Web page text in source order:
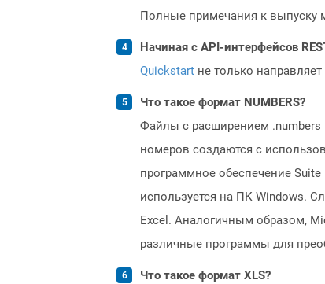
Полные примечания к выпуску
Начиная с API-интерфейсов
Quickstart не только
Что такое формат NUMBERS?
Файлы с расширением .numbers
номеров создаются с
программное обеспечение
используется на ПК Windows.
Excel. Аналогичным образом,
различные программы для
Что такое формат XLS?